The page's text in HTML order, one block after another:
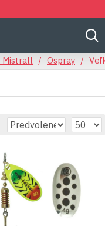
Mistrall Ospray